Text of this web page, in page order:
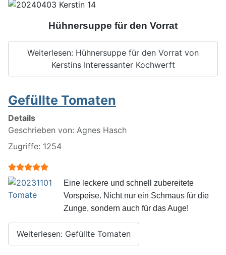
Hühnersuppe für den Vorrat
Weiterlesen: Hühnersuppe für den Vorrat von
Kerstins Interessanter Kochwerft
Gefüllte Tomaten
Details
Geschrieben von: Agnes Hasch
Zugriffe: 1254
Bewertung:
Eine leckere und schnell zubereitete
Vorspeise. Nicht nur ein Schmaus für die
Zunge, sondern auch für das Auge!
Weiterlesen: Gefüllte Tomaten